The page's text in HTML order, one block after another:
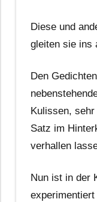
Diese und
gleiten sie ins
Den
Kulissen,
Satz im
verhallen
Nun ist in der